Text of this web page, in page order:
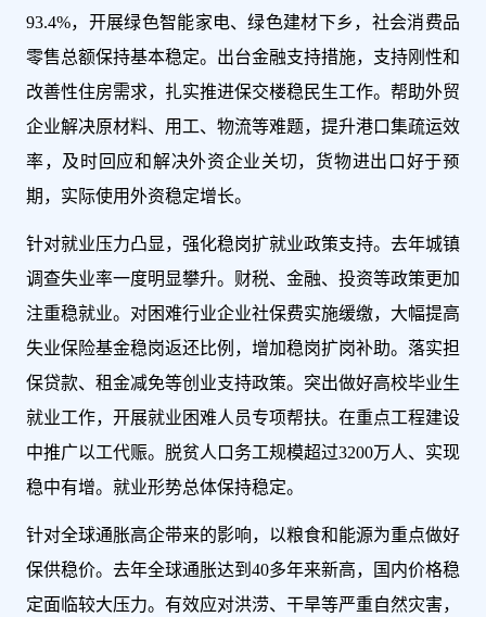
93.4%，开展绿色智能家电、绿色建材下乡，社会消费品
零售总额保持基本稳定。出台金融支持措施，支持刚性和
改善性住房需求，扎实推进保交楼稳民生工作。帮助外贸
企业解决原材料、用工、物流等难题，提升港口集疏运效
率，及时回应和解决外资企业关切，货物进出口好于预
期，实际使用外资稳定增长。
针对就业压力凸显，强化稳岗扩就业政策支持。去年城镇
调查失业率一度明显攀升。财税、金融、投资等政策更加
注重稳就业。对困难行业企业社保费实施缓缴，大幅提高
失业保险基金稳岗返还比例，增加稳岗扩岗补助。落实担
保贷款、租金减免等创业支持政策。突出做好高校毕业生
就业工作，开展就业困难人员专项帮扶。在重点工程建设
中推广以工代赈。脱贫人口务工规模超过3200万人、实现
稳中有增。就业形势总体保持稳定。
针对全球通胀高企带来的影响，以粮食和能源为重点做好
保供稳价。去年全球通胀达到40多年来新高，国内价格稳
定面临较大压力。有效应对洪涝、干旱等严重自然灾害，